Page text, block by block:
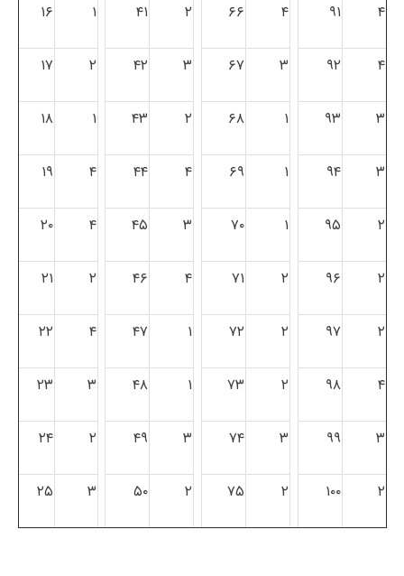
۴ ۹۱ ۴ ۶۶ ۲ ۴۱ ۱ ۱۶
۴ ۹۲ ۳ ۶۷ ۳ ۴۲ ۲ ۱۷
۳ ۹۳ ۱ ۶۸ ۲ ۴۳ ۱ ۱۸
۳ ۹۴ ۱ ۶۹ ۴ ۴۴ ۴ ۱۹
۲ ۹۵ ۱ ۷۰ ۳ ۴۵ ۴ ۲۰
۲ ۹۶ ۲ ۷۱ ۴ ۴۶ ۲ ۲۱
۲ ۹۷ ۲ ۷۲ ۱ ۴۷ ۴ ۲۲
۴ ۹۸ ۲ ۷۳ ۱ ۴۸ ۳ ۲۳
۳ ۹۹ ۳ ۷۴ ۳ ۴۹ ۲ ۲۴
۲ ۱۰۰ ۲ ۷۵ ۲ ۵۰ ۳ ۲۵